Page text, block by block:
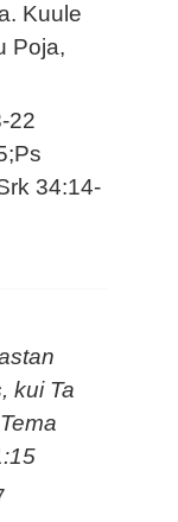
Kuule
Poja,
22
34:14-
kui Ta